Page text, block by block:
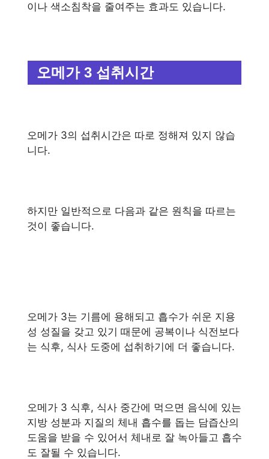
이나 색소침착을 줄여주는 효과도 있습니다.
오메가 3 섭취시간
오메가 3의 섭취시간은 따로 정해져 있지 않습
니다.
하지만 일반적으로 다음과 같은 원칙을 따르는
것이 좋습니다.
오메가 3는 기름에 용해되고 흡수가 쉬운 지용
성 성질을 갖고 있기 때문에 공복이나 식전보다
는 식후, 식사 도중에 섭취하기에 더 좋습니다.
오메가 3 식후, 식사 중간에 먹으면 음식에 있는
지방 성분과 지질의 체내 흡수를 돕는 담즙산의
도움을 받을 수 있어서 체내로 잘 녹아들고 흡수
도 잘될 수 있습니다.